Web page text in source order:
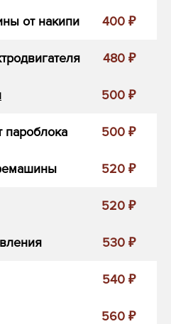
от накипи 400 ₽
480 ₽
500 ₽
пароблока 500 ₽
520 ₽
520 ₽
530 ₽
540 ₽
560 ₽